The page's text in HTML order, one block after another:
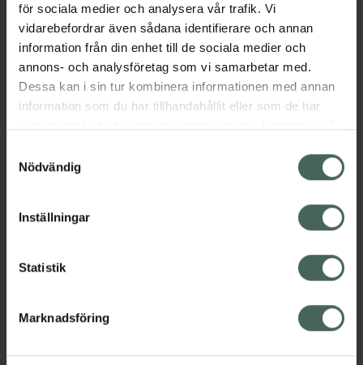
för sociala medier och analysera vår trafik. Vi
vidarebefordrar även sådana identifierare och annan
information från din enhet till de sociala medier och
annons- och analysföretag som vi samarbetar med.
Dessa kan i sin tur kombinera informationen med annan
information som du har tillhandahållit eller som de har
återkalla ditt samtycke via webbplatsens
cookieinställningar. Ett återkallat samtycke påverkar inte
lagligheten av behandling som skett innan återkallelsen.
Nödvändig
Inställningar
Statistik
Marknadsföring
medicinska ändamål. Ska användas under
medicinsk övervakning.
Jämförpris 0,75 kr/ml
EAN:07613287141774
Näringsdryck och nutrition
Visa
Instruktioner Visa